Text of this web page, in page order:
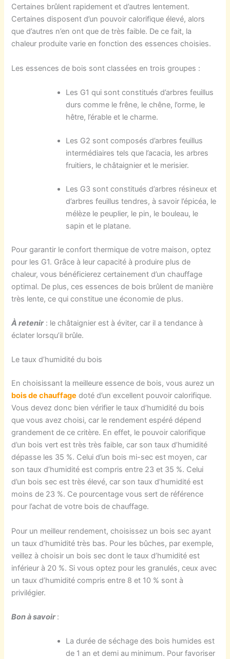
Certaines brûlent rapidement et d’autres lentement.
Certaines disposent d’un pouvoir calorifique élevé, alors
que d’autres n’en ont que de très faible. De ce fait, la
chaleur produite varie en fonction des essences choisies.
Les essences de bois sont classées en trois groupes :
Les G1 qui sont constitués d’arbres feuillus
durs comme le frêne, le chêne, l’orme, le
hêtre, l’érable et le charme.
Les G2 sont composés d’arbres feuillus
intermédiaires tels que l’acacia, les arbres
fruitiers, le châtaignier et le merisier.
Les G3 sont constitués d’arbres résineux et
d’arbres feuillus tendres, à savoir l’épicéa, le
mélèze le peuplier, le pin, le bouleau, le
sapin et le platane.
Pour garantir le confort thermique de votre maison, optez
pour les G1. Grâce à leur capacité à produire plus de
chaleur, vous bénéficierez certainement d’un chauffage
optimal. De plus, ces essences de bois brûlent de manière
très lente, ce qui constitue une économie de plus.
À retenir: le châtaignier est à éviter, car il a tendance à
éclater lorsqu’il brûle.
Le taux d’humidité du bois
En choisissant la meilleure essence de bois, vous aurez un
bois de chauffage doté d’un excellent pouvoir calorifique.
Vous devez donc bien vérifier le taux d’humidité du bois
que vous avez choisi, car le rendement espéré dépend
grandement de ce critère. En effet, le pouvoir calorifique
d’un bois vert est très très faible, car son taux d’humidité
dépasse les 35 %. Celui d’un bois mi-sec est moyen, car
son taux d’humidité est compris entre 23 et 35 %. Celui
d’un bois sec est très élevé, car son taux d’humidité est
moins de 23 %. Ce pourcentage vous sert de référence
pour l’achat de votre bois de chauffage.
Pour un meilleur rendement, choisissez un bois sec ayant
un taux d’humidité très bas. Pour les bûches, par exemple,
veillez à choisir un bois sec dont le taux d’humidité est
inférieur à 20 %. Si vous optez pour les granulés, ceux avec
un taux d’humidité compris entre 8 et 10 % sont à
privilégier.
Bon à savoir:
La durée de séchage des bois humides est
de 1 an et demi au minimum. Pour favoriser